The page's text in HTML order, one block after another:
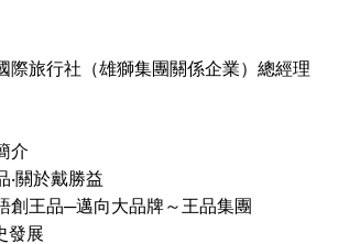
際旅行社（雄獅集團關係企業）總經理
介
‧關於戴勝益
創王品─邁向大品牌～王品集團
發展